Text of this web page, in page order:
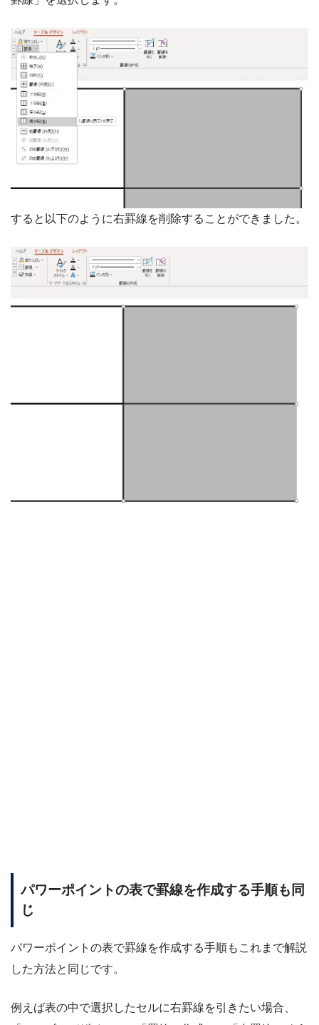
すると以下のように右罫線を削除することができました。
パワーポイントの表で罫線を作成する手順も同
じ
パワーポイントの表で罫線を作成する手順もこれまで解説
した方法と同じです。
例えば表の中で選択したセルに右罫線を引きたい場合、